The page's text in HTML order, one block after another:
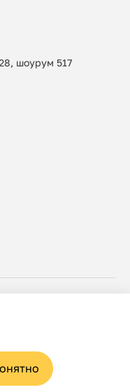
шоурум 517
характер, и